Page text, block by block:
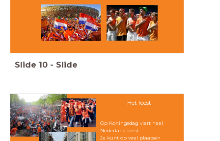
Slide 10 - Slide
Het feest
Op Koningsdag viert heel
Nederland feest.
Je kunt op veel plaatsen